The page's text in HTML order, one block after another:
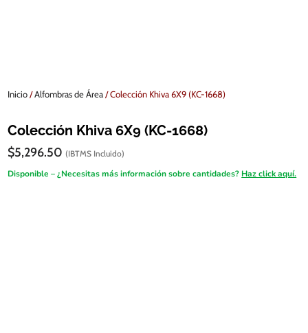
Inicio/Alfombras de Área/ Colección Khiva 6X9 (KC-1668)
Colección Khiva 6X9 (KC-1668)
$5,296.50 (IBTMS Incluido)
Disponible – ¿Necesitas más información sobre cantidades? Haz click aquí.